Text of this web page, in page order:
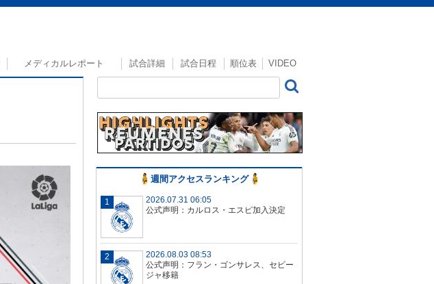
メディカルレポート 試合詳細 試合日程 順位表 VIDEO
週間アクセスランキング
2026.07.31 06:05
公式声明：カルロス・エスピ加入決定
2026.08.03 08:53
公式声明：フラン・ゴンサレス、セビー
ジャ移籍